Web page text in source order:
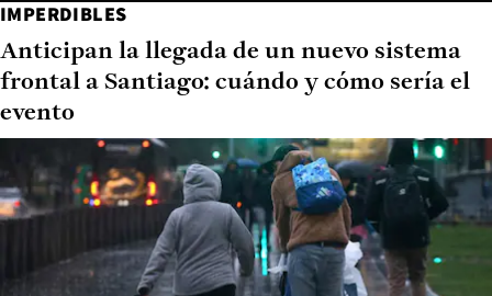
IMPERDIBLES
Anticipan la llegada de un nuevo sistema
frontal a Santiago: cuándo y cómo sería el
evento